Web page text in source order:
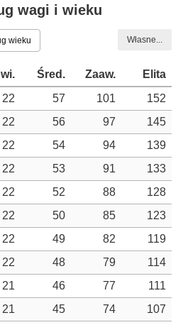
wagi i wieku
wieku Własne...
Śred. Zaaw.
Elita
22 57 101
152
22 56 97
145
22 54 94
139
22 53 91
133
22 52 88
128
22 50 85
123
22 49 82
119
22 48 79
114
21 46 77
111
21 45 74
107